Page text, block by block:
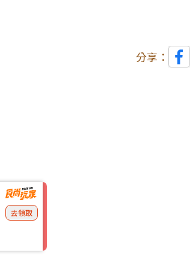
分享：
去領取